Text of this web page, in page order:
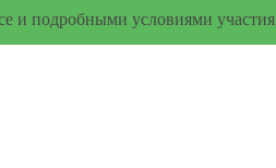
и подробными условиями участия